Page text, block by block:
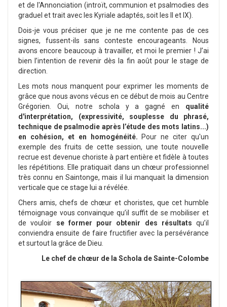
et de l'Annonciation (introït, communion et psalmodies des
graduel et trait avec les Kyriale adaptés, soit les II et IX).
Dois-je vous préciser que je ne me contente pas de ces
signes, fussent-ils sans conteste encourageants. Nous
avons encore beaucoup à travailler, et moi le premier ! J’ai
bien l’intention de revenir dès la fin août pour le stage de
direction.
Les mots nous manquent pour exprimer les moments de
grâce que nous avons vécus en ce début de mois au Centre
Grégorien. Oui, notre schola y a gagné en qualité
d'interprétation, (expressivité, souplesse du phrasé,
technique de psalmodie après l’étude des mots latins...)
en cohésion, et en homogénéité. Pour ne citer qu'un
exemple des fruits de cette session, une toute nouvelle
recrue est devenue choriste à part entière et fidèle à toutes
les répétitions. Elle pratiquait dans un chœur professionnel
très connu en Saintonge, mais il lui manquait la dimension
verticale que ce stage lui a révélée.
Chers amis, chefs de chœur et choristes, que cet humble
témoignage vous convainque qu’il suffit de se mobiliser et
de vouloir se former pour obtenir des résultats qu’il
conviendra ensuite de faire fructifier avec la persévérance
et surtout la grâce de Dieu.
Le chef de chœur de la Schola de Sainte-Colombe